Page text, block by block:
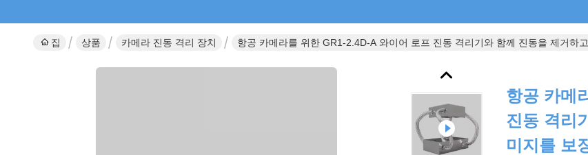
집 상품 카메라 진동 격리 장치 항공 카메라를 위한 GR1-2.4D-A 와이어 로프 진동 격리기와 함께 진동을 제거하
항공 카메
진동 격리
미지를 보